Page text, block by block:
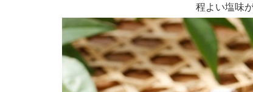
程よい塩味